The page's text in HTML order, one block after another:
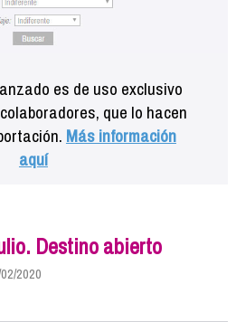
es de uso exclusivo
que lo hacen
Más información
aquí
Destino abierto
2020